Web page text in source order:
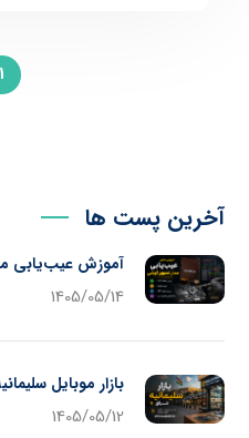
1
آخرین پست ها
آموزش عیب‌یابی
1405/05/14
بازار موبایل
1405/05/12